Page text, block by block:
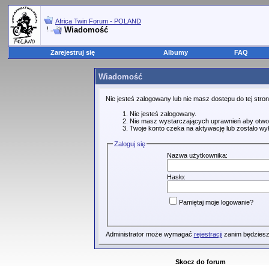
Africa Twin Forum - POLAND
Wiadomość
Zarejestruj się Albumy FAQ
Wiadomość
Nie jesteś zalogowany lub nie masz dostepu do tej
Nie jesteś zalogowany.
Nie masz wystarczających uprawnień aby
Twoje konto czeka na aktywację lub zostało
Zaloguj się
Nazwa użytkownika:
Hasło:
Pamiętaj moje logowanie?
Administrator może wymagać rejestracjizanim
Skocz do forum